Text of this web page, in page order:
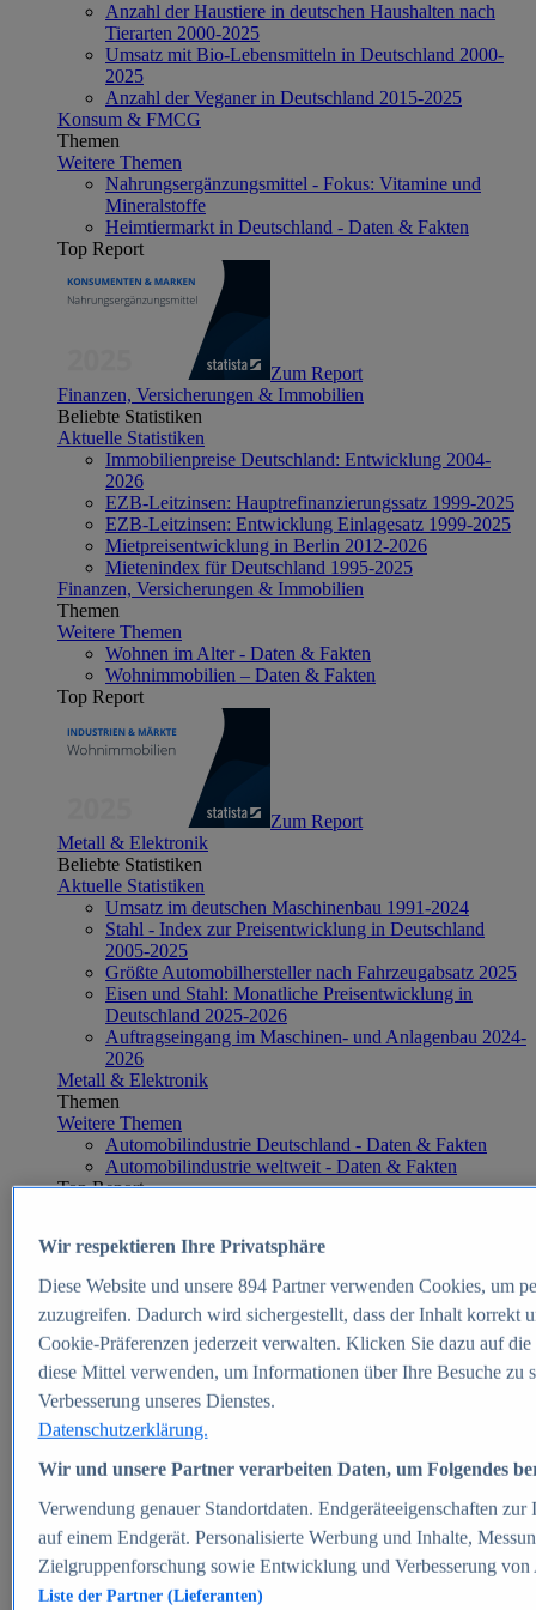
Anzahl der Haustiere in deutschen Haushalten nach
Tierarten 2000-2025
Umsatz mit Bio-Lebensmitteln in Deutschland 2000-
2025
Anzahl der Veganer in Deutschland 2015-2025
Konsum & FMCG
Themen
Weitere Themen
Nahrungsergänzungsmittel - Fokus: Vitamine und
Mineralstoffe
Heimtiermarkt in Deutschland - Daten & Fakten
Top Report
Zum Report
Finanzen, Versicherungen & Immobilien
Beliebte Statistiken
Aktuelle Statistiken
Immobilienpreise Deutschland: Entwicklung 2004-
2026
EZB-Leitzinsen: Hauptrefinanzierungssatz 1999-2025
EZB-Leitzinsen: Entwicklung Einlagesatz 1999-2025
Mietpreisentwicklung in Berlin 2012-2026
Mietenindex für Deutschland 1995-2025
Finanzen, Versicherungen & Immobilien
Themen
Weitere Themen
Wohnen im Alter - Daten & Fakten
Wohnimmobilien – Daten & Fakten
Top Report
Zum Report
Metall & Elektronik
Beliebte Statistiken
Aktuelle Statistiken
Umsatz im deutschen Maschinenbau 1991-2024
Stahl - Index zur Preisentwicklung in Deutschland
2005-2025
Größte Automobilhersteller nach Fahrzeugabsatz 2025
Eisen und Stahl: Monatliche Preisentwicklung in
Deutschland 2025-2026
Auftragseingang im Maschinen- und Anlagenbau 2024-
2026
Metall & Elektronik
Themen
Weitere Themen
Automobilindustrie Deutschland - Daten & Fakten
Automobilindustrie weltweit - Daten & Fakten
Top Report
Zum Report
E-commerce
Beliebte Statistiken
Aktuelle Statistiken
E-Commerce - Entwicklung des Umsatzes in
Deutschland 1999-2025
Umsatz von Amazon in Deutschland und weltweit
2010-2025
B2C-E-Commerce: Top-50 Online Shops in
Deutschland 2024
Marktanteile von Online-Zahlungsverfahren in
Deutschland 2024
Umsatzstarke Warengruppen im Online-Handel in
Deutschland 2023-2025
Wir respektieren Ihre Privatsphäre
Diese Website und unsere 894Partner verwenden Cookies, um
zuzugreifen. Dadurch wird sichergestellt, dass der Inhalt korrekt
Cookie-Präferenzen jederzeit verwalten. Klicken Sie dazu auf
diese Mittel verwenden, um Informationen über Ihre Besuche
Verbesserung unseres Dienstes.
Datenschutzerklärung.
Wir und unsere Partner verarbeiten Daten, um Folgendes
Verwendung genauer Standortdaten. Endgeräteeigenschaften
auf einem Endgerät. Personalisierte Werbung und Inhalte,
Zielgruppenforschung sowie Entwicklung und Verbesserung von
Liste der Partner (Lieferanten)